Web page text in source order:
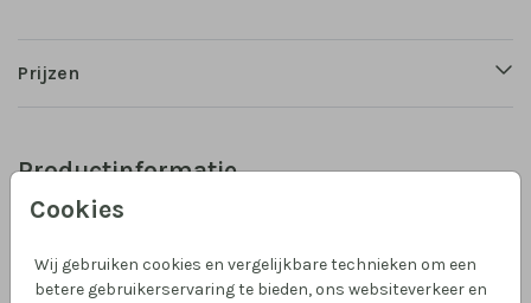
Cookies
Wij gebruiken cookies en vergelijkbare technieken om een
betere gebruikerservaring te bieden, ons websiteverkeer en
Prijzen
Productinformatie
Omschrijving
Maak zelf je bruiloftsbord in de vorm van een boog!